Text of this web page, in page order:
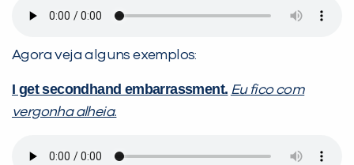
Agora veja alguns exemplos:
I get secondhand embarrassment. Eu fico com
vergonha alheia.